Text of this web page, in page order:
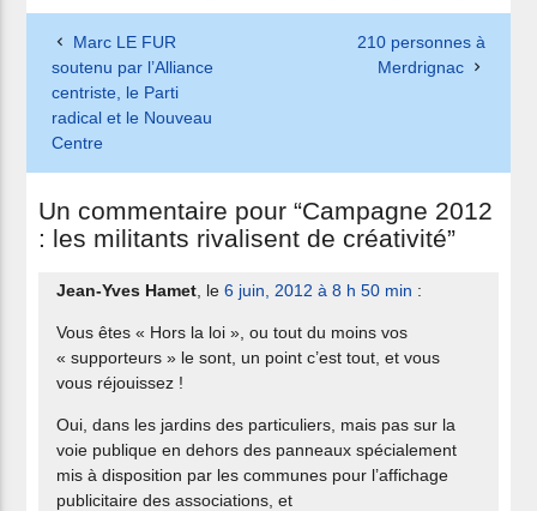
Marc LE FUR
soutenu par l’Alliance
centriste, le Parti
radical et le Nouveau
Centre
210 personnes à
Merdrignac
Un commentaire pour “Campagne 2012
: les militants rivalisent de créativité”
Jean-Yves Hamet , le6 juin, 2012 à 8 h 50 min :
Vous êtes « Hors la loi », ou tout du moins vos
« supporteurs » le sont, un point c’est tout, et vous
vous réjouissez !
Oui, dans les jardins des particuliers, mais pas sur la
voie publique en dehors des panneaux spécialement
mis à disposition par les communes pour l’affichage
publicitaire des associations, et